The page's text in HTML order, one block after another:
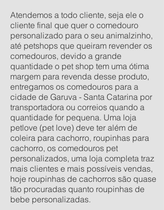
Atendemos a todo cliente, seja ele o
cliente final que quer o comedouro
personalizado para o seu animalzinho,
até petshops que queiram revender os
comedouros, devido a grande
quantidade o pet shop tem uma ótima
margem para revenda desse produto,
entregamos os comedouros para a
cidade de Garuva - Santa Catarina por
transportadora ou correios quando a
quantidade for pequena. Uma loja
petlove (pet love) deve ter além de
coleira para cachorro, roupinhas para
cachorro, os comedouros pet
personalizados, uma loja completa traz
mais clientes e mais possíveis vendas,
hoje roupinhas de cachorros são quase
tão procuradas quanto roupinhas de
bebe personalizadas.